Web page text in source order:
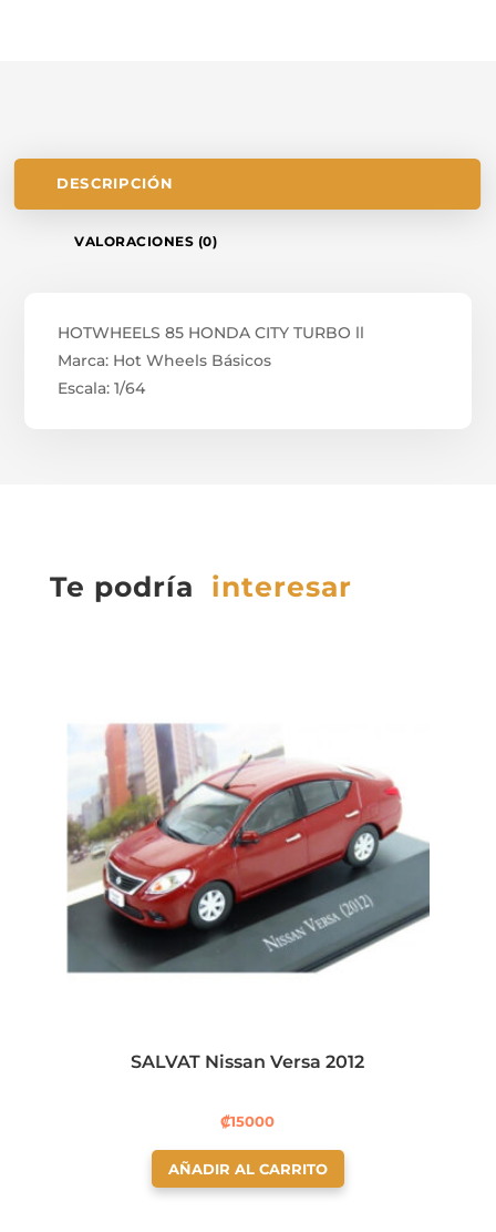
DESCRIPCIÓN
VALORACIONES (0)
HOTWHEELS 85 HONDA CITY TURBO ll
Marca: Hot Wheels Básicos
Escala: 1/64
Te podría interesar
SALVAT Nissan Versa 2012
₡15000
AÑADIR AL CARRITO